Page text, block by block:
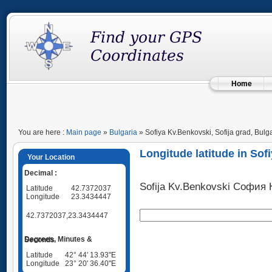
Home
You are here : Main page » Bulgaria » Sofiya Kv.Benkovski, Sofija grad,
Your Location
Decimal :
Latitude
42.7372037
Longitude
23.3434447
42.7372037,23.3434447
Degrees, Minutes & Seconds
Latitude
42° 44' 13.93"E
Longitude
23° 20' 36.40"E
Longitude latitude in
Sofija Kv.Benkovski София